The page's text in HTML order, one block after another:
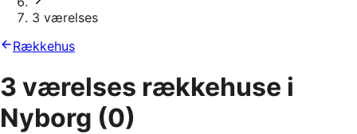
3 værelses
Rækkehus
3 værelses rækkehuse i
Nyborg (0)